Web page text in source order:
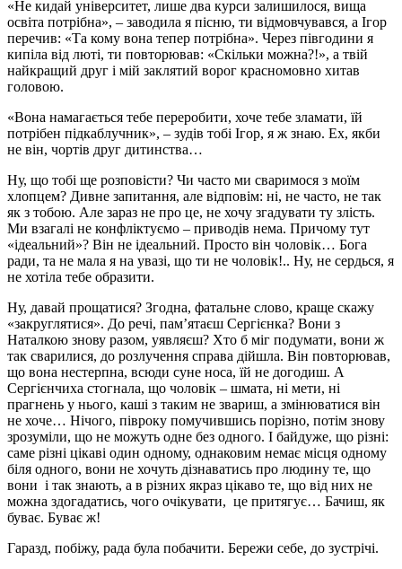
«Не кидай університет, лише два курси залишилося, вища
освіта потрібна», – заводила я пісню, ти відмовчувався, а Ігор
перечив: «Та кому вона тепер потрібна». Через півгодини я
кипіла від люті, ти повторював: «Скільки можна?!», а твій
найкращий друг і мій заклятий ворог красномовно хитав
головою.
«Вона намагається тебе переробити, хоче тебе зламати, їй
потрібен підкаблучник», – зудів тобі Ігор, я ж знаю. Ех, якби
не він, чортів друг дитинства…
Ну, що тобі ще розповісти? Чи часто ми сваримося з моїм
хлопцем? Дивне запитання, але відповім: ні, не часто, не так
як з тобою. Але зараз не про це, не хочу згадувати ту злість.
Ми взагалі не конфліктуємо – приводів нема. Причому тут
«ідеальний»? Він не ідеальний. Просто він чоловік… Бога
ради, та не мала я на увазі, що ти не чоловік!.. Ну, не сердься, я
не хотіла тебе образити.
Ну, давай прощатися? Згодна, фатальне слово, краще скажу
«закруглятися». До речі, пам’ятаєш Сергієнка? Вони з
Наталкою знову разом, уявляєш? Хто б міг подумати, вони ж
так сварилися, до розлучення справа дійшла. Він повторював,
що вона нестерпна, всюди суне носа, їй не догодиш. А
Сергієнчиха стогнала, що чоловік – шмата, ні мети, ні
прагнень у нього, каші з таким не звариш, а змінюватися він
не хоче… Нічого, півроку помучившись порізно, потім знову
зрозуміли, що не можуть одне без одного. І байдуже, що різні:
саме різні цікаві один одному, однаковим немає місця одному
біля одного, вони не хочуть дізнаватись про людину те, що
вони і так знають, а в різних якраз цікаво те, що від них не
можна здогадатись, чого очікувати, це притягує… Бачиш, як
буває. Буває ж!
Гаразд, побіжу, рада була побачити. Бережи себе, до зустрічі.